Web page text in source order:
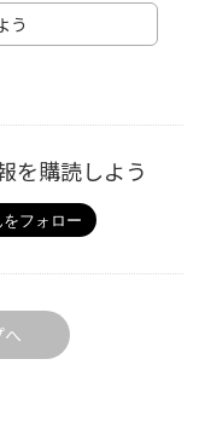
う
を購読しよう